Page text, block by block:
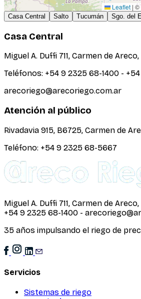
Leaflet | ©
Casa Central Salto Tucumán Sgo. del
Casa Central
Miguel A. Duffi 711, Carmen de
Teléfonos: +54 9 2325 68-1400 -
arecoriego@arecoriego.com.ar
Atención al público
Rivadavia 915, B6725, Carmen de
Teléfono: +54 9 2325 68-5667
Miguel A. Duffi 711, Carmen de
+54 9 2325 68-1400 -
35 años impulsando el riego de
Servicios
Sistemas de riego